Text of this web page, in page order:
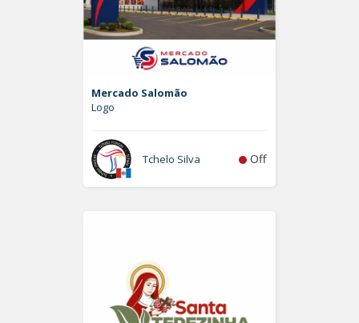
Mercado Salomão
Logo
Tchelo Silva Off